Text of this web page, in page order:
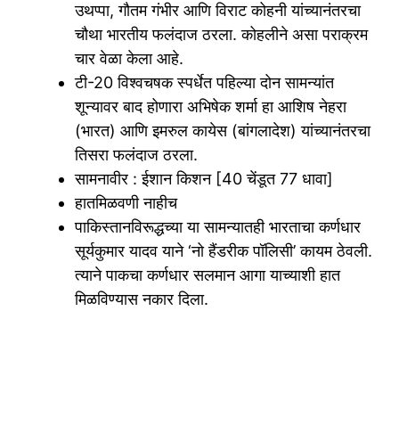
उथप्पा, गौतम गंभीर आणि विराट कोहनी यांच्यानंतरचा
चौथा भारतीय फलंदाज ठरला. कोहलीने असा पराक्रम
चार वेळा केला आहे.
टी-20 विश्वचषक स्पर्धेत पहिल्या दोन सामन्यांत
शून्यावर बाद होणारा अभिषेक शर्मा हा आशिष नेहरा
(भारत) आणि इमरुल कायेस (बांगलादेश) यांच्यानंतरचा
तिसरा फलंदाज ठरला.
सामनावीर : ईशान किशन [40 चेंडूत 77 धावा]
हातमिळवणी नाहीच
पाकिस्तानविरूद्धच्या या सामन्यातही भारताचा कर्णधार
सूर्यकुमार यादव याने ‘नो हैंडरीक पॉलिसी’ कायम ठेवली.
त्याने पाकचा कर्णधार सलमान आगा याच्याशी हात
मिळविण्यास नकार दिला.